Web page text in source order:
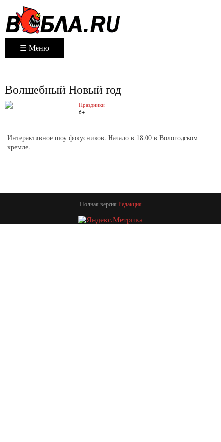
☰ Меню
Волшебный Новый год
Праздники
6+
Интерактивное шоу фокусников. Начало в 18.00 в Вологодском
кремле.
Полная версия Редакция